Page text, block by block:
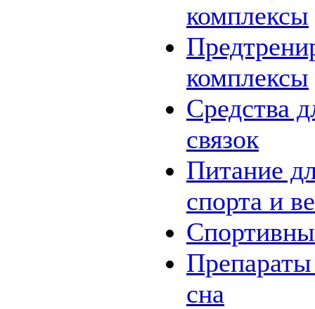
комплексы
комплексы
Средства
связок
Питание
спорта и
сна